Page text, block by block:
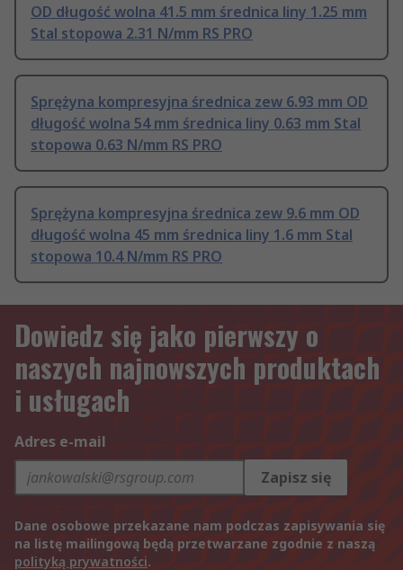
OD długość wolna 41.5 mm średnica liny 1.25 mm
Stal stopowa 2.31 N/mm RS PRO
Sprężyna kompresyjna średnica zew 6.93 mm OD
długość wolna 54 mm średnica liny 0.63 mm Stal
stopowa 0.63 N/mm RS PRO
Sprężyna kompresyjna średnica zew 9.6 mm OD
długość wolna 45 mm średnica liny 1.6 mm Stal
stopowa 10.4 N/mm RS PRO
Dowiedz się jako pierwszy o
naszych najnowszych produktach
i usługach
Adres e-mail
Zapisz się
Dane osobowe przekazane nam podczas zapisywania się
na listę mailingową będą przetwarzane zgodnie z naszą
polityką prywatności.